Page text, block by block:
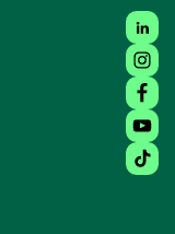
nouvelle
une nouvelle